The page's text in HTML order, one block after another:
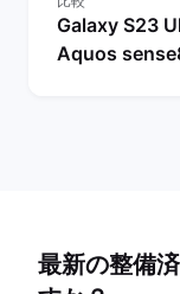
Galaxy S23
Aquos
最新の整備